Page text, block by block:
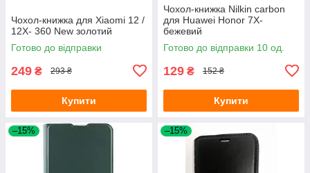
Чохол-книжка для Xiaomi 12 /
12X- 360 New золотий
Готово до відправки
249 ₴ 293 ₴
Купити
Чохол-книжка Nilkin carbon
для Huawei Honor 7X-
бежевий
Готово до відправки 10 од.
129 ₴ 152 ₴
Купити
–15% –15%